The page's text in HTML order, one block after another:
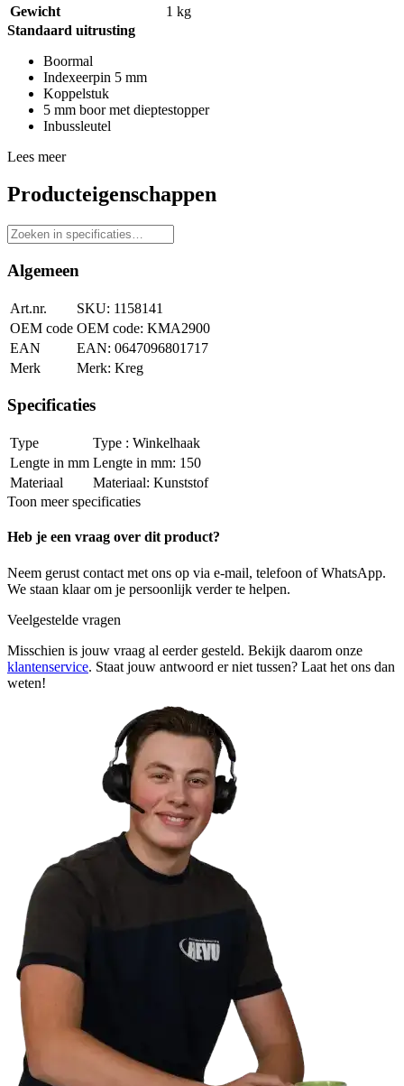
Gewicht
1 kg
Standaard uitrusting
Boormal
Indexeerpin 5 mm
Koppelstuk
5 mm boor met dieptestopper
Inbussleutel
Lees meer
Producteigenschappen
Algemeen
Art.nr.
1158141
OEM code
KMA2900
EAN
0647096801717
Merk
Kreg
Specificaties
Type
Winkelhaak
Lengte in mm
150
Materiaal
Kunststof
Toon meer specificaties
Heb je een vraag over dit product?
Neem gerust contact met ons op via e-mail, telefoon of WhatsApp.
We staan klaar om je persoonlijk verder te helpen.
Veelgestelde vragen
Misschien is jouw vraag al eerder gesteld. Bekijk daarom onze
klantenservice. Staat jouw antwoord er niet tussen? Laat het ons dan
weten!